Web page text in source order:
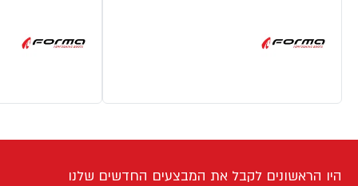
היו הראשונים לקבל את המבצעים החדשים שלנו